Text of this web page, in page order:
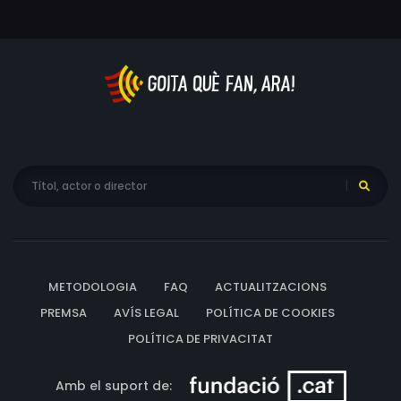
METODOLOGIA FAQ
ACTUALITZACIONS
PREMSA
AVÍS LEGAL
POLÍTICA DE COOKIES
POLÍTICA DE PRIVACITAT
Amb el suport de: